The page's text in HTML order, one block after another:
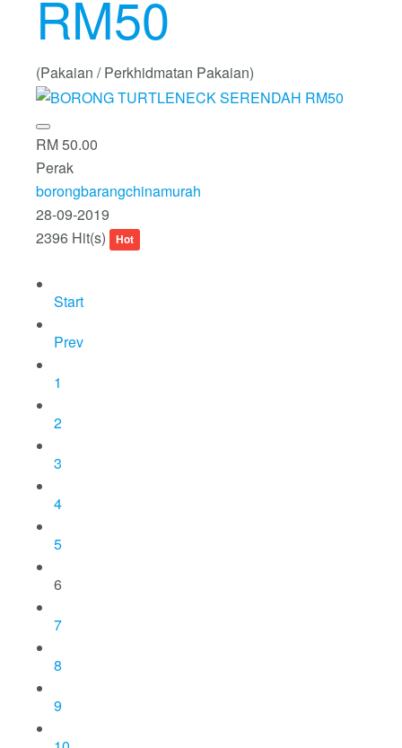
RM50
(Pakaian / Perkhidmatan Pakaian)
RM 50.00
Perak
borongbarangchinamurah
28-09-2019
2396 Hit(s)
Hot
Start
Prev
1
2
3
4
5
6
7
8
9